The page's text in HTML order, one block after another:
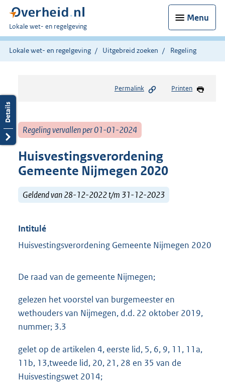
Menu
U
bent
hier:
Lokale wet- en regelgeving
Lokale wet- en regelgeving Uitgebreid zoeken Regeling
Permalink Printen
Regeling vervallen per 01-01-2024
Huisvestingsverordening
Gemeente Nijmegen 2020
Geldend van 28-12-2022 t/m 31-12-2023
Intitulé
Huisvestingsverordening Gemeente Nijmegen 2020
De raad van de gemeente Nijmegen;
gelezen het voorstel van burgemeester en
wethouders van Nijmegen, d.d. 22 oktober 2019,
nummer; 3.3
gelet op de artikelen 4, eerste lid, 5, 6, 9, 11, 11a,
11b, 13,tweede lid, 20, 21, 28 en 35 van de
Huisvestingswet 2014;